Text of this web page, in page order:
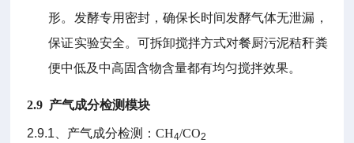
形。发酵专用密封，确保长时间发酵气体无泄漏，
保证实验安全。可拆卸搅拌方式对餐厨污泥秸秆粪
便中低及中高固含物含量都有均匀搅拌效果。
2.9 产气成分检测模块
2.9.1 产气成分检测：CH4/CO2